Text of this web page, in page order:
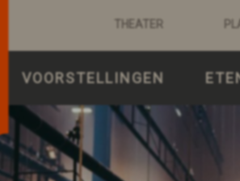
THEATER
VOORSTELLINGEN